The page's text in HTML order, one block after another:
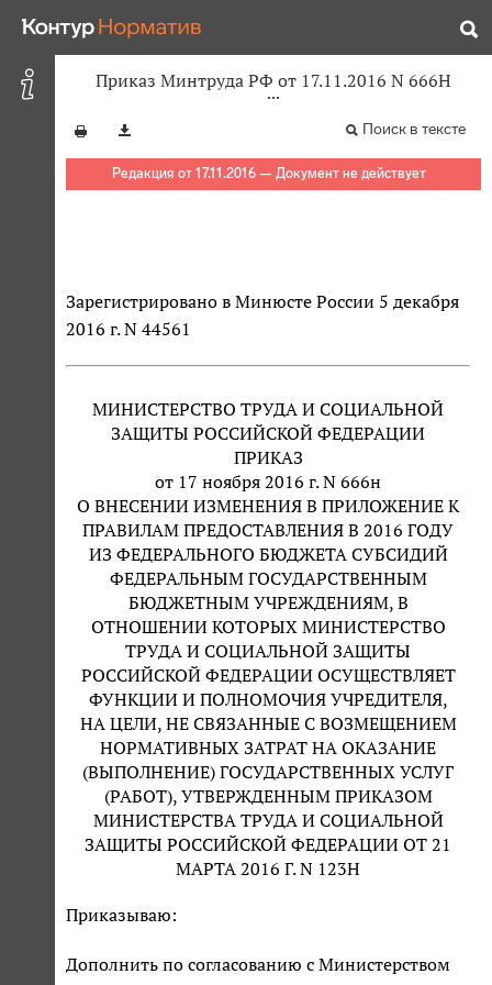
Приказ Минтруда РФ от 17.11.2016 N 666Н
Поиск в тексте
Редакция от 17.11.2016 — Документ не действует
Зарегистрировано в Минюсте России 5 декабря
2016 г. N 44561
МИНИСТЕРСТВО ТРУДА И СОЦИАЛЬНОЙ
ЗАЩИТЫ РОССИЙСКОЙ ФЕДЕРАЦИИ
ПРИКАЗ
от 17 ноября 2016 г. N 666н
О ВНЕСЕНИИ ИЗМЕНЕНИЯ В ПРИЛОЖЕНИЕ К
ПРАВИЛАМ ПРЕДОСТАВЛЕНИЯ В 2016 ГОДУ
ИЗ ФЕДЕРАЛЬНОГО БЮДЖЕТА СУБСИДИЙ
ФЕДЕРАЛЬНЫМ ГОСУДАРСТВЕННЫМ
БЮДЖЕТНЫМ УЧРЕЖДЕНИЯМ, В
ОТНОШЕНИИ КОТОРЫХ МИНИСТЕРСТВО
ТРУДА И СОЦИАЛЬНОЙ ЗАЩИТЫ
РОССИЙСКОЙ ФЕДЕРАЦИИ ОСУЩЕСТВЛЯЕТ
ФУНКЦИИ И ПОЛНОМОЧИЯ УЧРЕДИТЕЛЯ,
НА ЦЕЛИ, НЕ СВЯЗАННЫЕ С ВОЗМЕЩЕНИЕМ
НОРМАТИВНЫХ ЗАТРАТ НА ОКАЗАНИЕ
(ВЫПОЛНЕНИЕ) ГОСУДАРСТВЕННЫХ УСЛУГ
(РАБОТ), УТВЕРЖДЕННЫМ ПРИКАЗОМ
МИНИСТЕРСТВА ТРУДА И СОЦИАЛЬНОЙ
ЗАЩИТЫ РОССИЙСКОЙ ФЕДЕРАЦИИ ОТ 21
МАРТА 2016 Г. N 123Н
Приказываю:
Дополнить по согласованию с Министерством